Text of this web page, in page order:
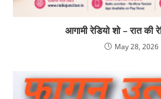
आगामी रेडियो शो – रात की
May 28, 2026